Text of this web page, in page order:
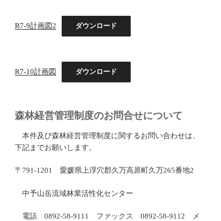
R7-9計画図2 ダウンロード
R7-10計画図 ダウンロード
森林経営管理制度のお問合せについて
本件及び森林経営管理制度に関するお問い合わせは、
下記までお願いします。
〒791-1201 愛媛県上浮穴郡久万高原町久万265番地2
中予山岳流域林業活性化センター
電話 0892-58-9111 ファックス 0892-58-9112 メ